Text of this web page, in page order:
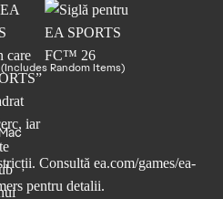
Random Items)
Consultă ea.com/games/ea-
pentru detalii.